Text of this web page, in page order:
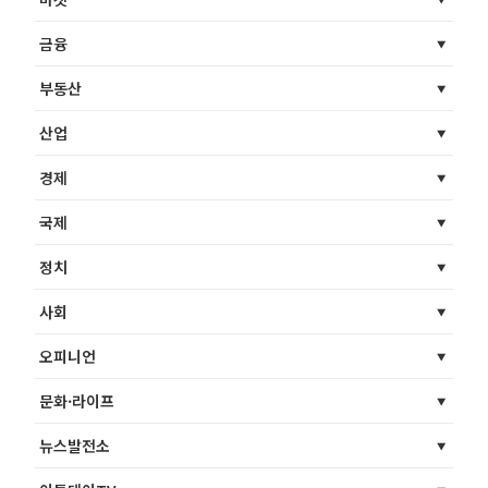
금융
부동산
산업
경제
국제
정치
사회
오피니언
문화·라이프
뉴스발전소